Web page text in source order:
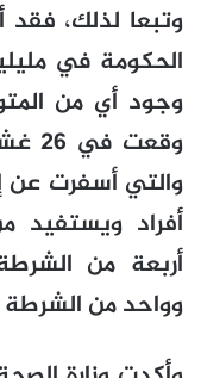
وتبعا لذلك، فقد
الحكومة في
وجود أي من
أفراد ويستفيد
وواحد من الشرطة